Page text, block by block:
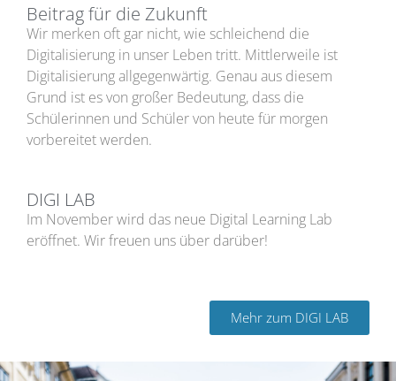
Beitrag für die Zukunft
Wir merken oft gar nicht, wie schleichend die
Digitalisierung in unser Leben tritt. Mittlerweile ist
Digitalisierung allgegenwärtig. Genau aus diesem
Grund ist es von großer Bedeutung, dass die
Schülerinnen und Schüler von heute für morgen
vorbereitet werden.
DIGI LAB
Im November wird das neue Digital Learning Lab
eröffnet. Wir freuen uns über darüber!
Mehr zum DIGI LAB